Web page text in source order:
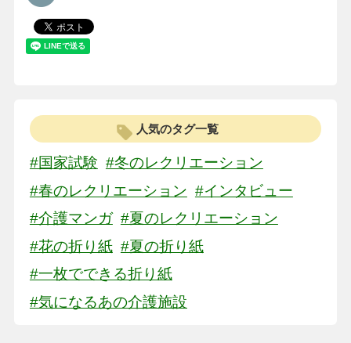
人気のタグ一覧
#国家試験 #冬のレクリエーション
#春のレクリエーション #インタビュー
#介護マンガ #夏のレクリエーション
#花の折り紙 #夏の折り紙
#一枚でできる折り紙
#気になるあの介護施設